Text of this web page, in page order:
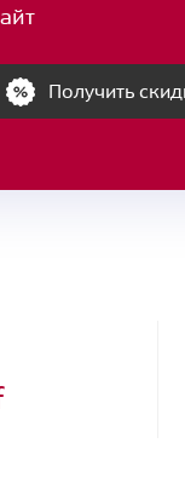
Получить